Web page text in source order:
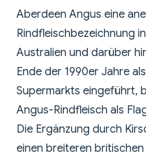
Aberdeen Angus eine
Rindfleischbezeichnung
Australien und darüber
Ende der 1990er Jahre
Supermarkts eingeführt,
Angus-Rindfleisch als
Die Ergänzung durch
einen breiteren